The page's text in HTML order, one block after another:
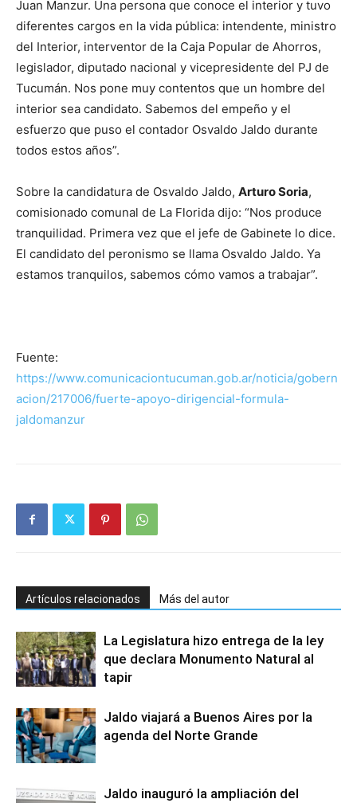
Juan Manzur. Una persona que conoce el interior y tuvo
diferentes cargos en la vida pública: intendente, ministro
del Interior, interventor de la Caja Popular de Ahorros,
legislador, diputado nacional y vicepresidente del PJ de
Tucumán. Nos pone muy contentos que un hombre del
interior sea candidato. Sabemos del empeño y el
esfuerzo que puso el contador Osvaldo Jaldo durante
todos estos años”.
Sobre la candidatura de Osvaldo Jaldo, Arturo Soria,
comisionado comunal de La Florida dijo: “Nos produce
tranquilidad. Primera vez que el jefe de Gabinete lo dice.
El candidato del peronismo se llama Osvaldo Jaldo. Ya
estamos tranquilos, sabemos cómo vamos a trabajar”.
Fuente:
https://www.comunicaciontucuman.gob.ar/noticia/gobern
acion/217006/fuerte-apoyo-dirigencial-formula-
jaldomanzur
Artículos relacionados Más del autor
La Legislatura hizo entrega de la ley
que declara Monumento Natural al
tapir
Jaldo viajará a Buenos Aires por la
agenda del Norte Grande
Jaldo inauguró la ampliación del